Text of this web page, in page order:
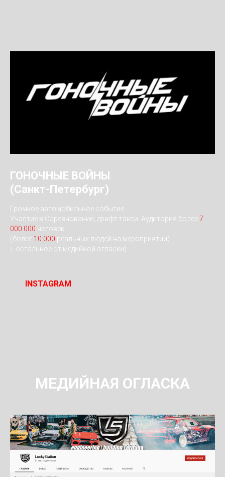
ГОНОЧНЫЕ ВОЙНЫ
(Санкт-Петербург)
Громкое автомобильное событие.
Участие в Соревновании, дрифт-такси. Аудитория более7
000 000 человек
(более 10 000 реальных людей на мероприятии)
+ остальное от медийной огласки).
INSTAGRAM
МЕДИЙНАЯ ОГЛАСКА